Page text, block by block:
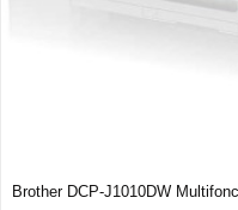
Brother DCP-J1010DW